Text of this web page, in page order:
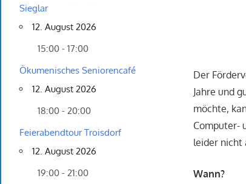
Der
Jahre und
möchte,
Computer-
leider nicht
Wann?
Sieglar
12. August 2026
15:00 - 17:00
Ökumenisches Seniorencafé
12. August 2026
18:00 - 20:00
Feierabendtour Troisdorf
12. August 2026
19:00 - 21:00